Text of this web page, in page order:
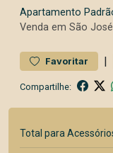
Apartamento
Venda em São
Favoritar |
Compartilhe:
Total para